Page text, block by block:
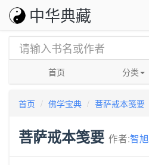
中华典藏
首页 分类
首页 佛学宝典 菩萨戒本笺要
菩萨戒本笺要 作者:智旭